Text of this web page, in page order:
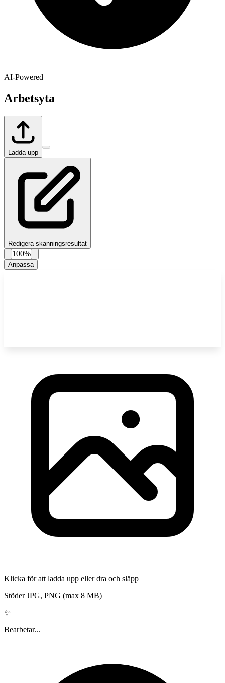
AI-Powered
Arbetsyta
Ladda upp
Redigera skanningsresultat
100%
Anpassa
Klicka för att ladda upp eller dra och släpp
Stöder JPG, PNG (max 8 MB)
✨
Bearbetar...